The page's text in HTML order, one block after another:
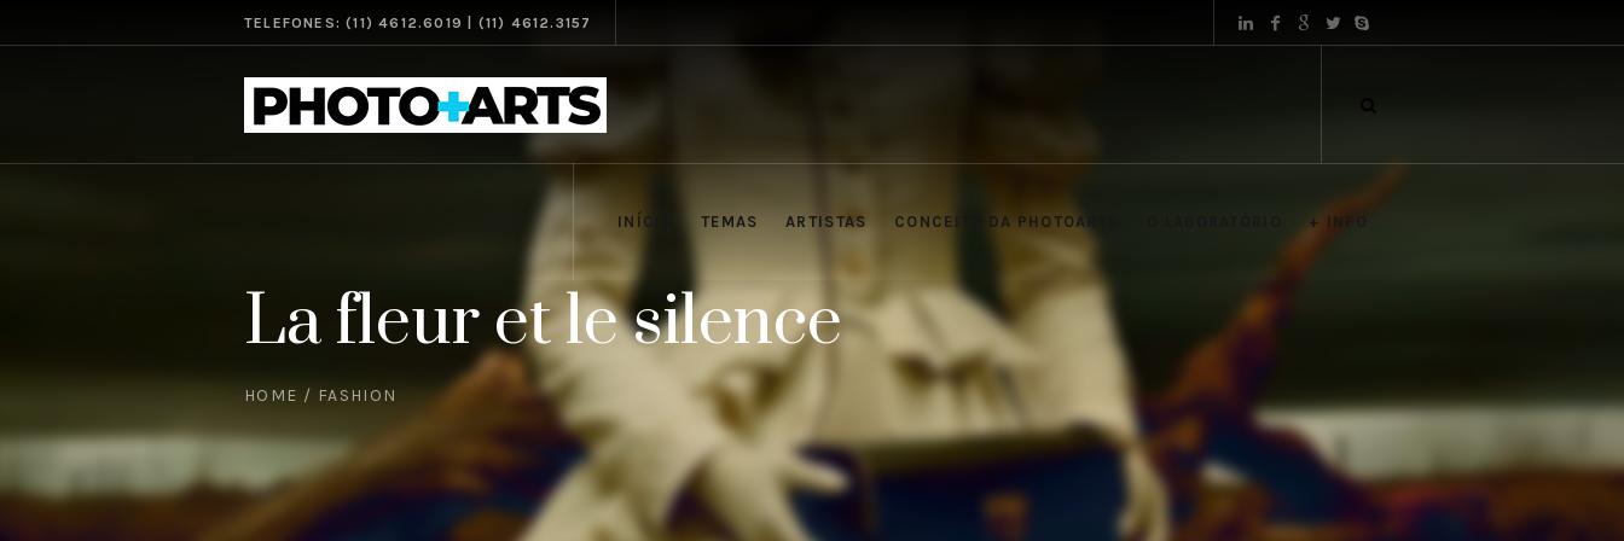
TELEFONES: (11) 4612.6019 | (11) 4612.3157
INÍCIO TEMAS ARTISTAS CONCEITO DA PHOTOARTS + INFO
La fleur et le silence
HOME / FASHION